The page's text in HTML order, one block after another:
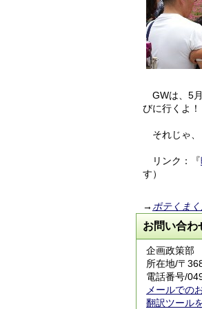
GWは、5
びに行くよ
それじゃ、
リンク：『
す）
→ ポテくま
お問い合わ
企画政策部
所在地/〒
電話番号/
メールでの
翻訳ツール